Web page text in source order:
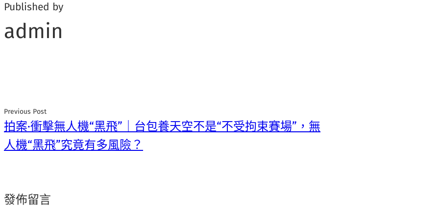
Published by
admin
Previous Post
拍案·衝擊無人機“黑飛”｜台包養天空不是“不受拘束賽場”，無
人機“黑飛”究竟有多風險？
發佈留言